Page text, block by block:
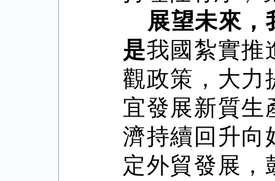
展望未來，
是我國紮實推
觀政策，大力
宜發展新質生
濟持續回升向
定外貿發展，